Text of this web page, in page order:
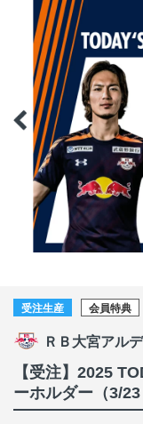
受注生産 会員特典
ＲＢ大宮アル
【受注】2025
ーホルダー（3/23